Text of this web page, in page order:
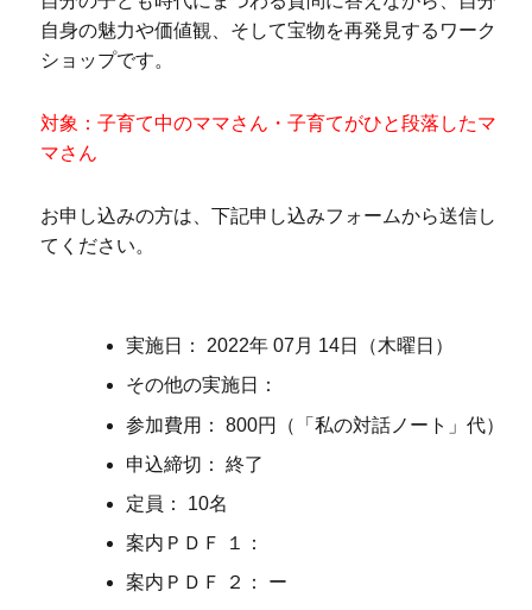
自身の魅力や価値観、そして宝物を再発見するワーク
ショップです。
対象：子育て中のママさん・子育てがひと段落したマ
マさん
お申し込みの方は、下記申し込みフォームから送信し
てください。
実施日： 2022年 07月 14日（木曜日）
その他の実施日：
参加費用： 800円（「私の対話ノート」代）
申込締切： 終了
定員： 10名
案内ＰＤＦ １：
案内ＰＤＦ ２： ー